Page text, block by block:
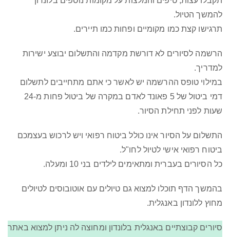
להמשך הטיול.
תרגישו קצת כמו מקומיים ופחות כמו תיירים.
הרשמה לסיורים לא דורשת מקדמה והתשלום יבוצע ישירות
למדריך.
במילוי טופס ההרשמה יש לאשר כי אתם מתחייבים לתשלום
דמי ביטול של 5 פאונד לאדם במקרה של ביטול פחות מ-24
שעות לפני תחילת הסיור.
התשלום על הסיור אינו כולל ביטוח רפואי ויש לרכוש בעצמכם
ביטוח רפואי אישי לטיול לחו"ל.
כל הסיורים בעברית ומתאימים לילדים בני 10 ומעלה.
בהמשך הדף תוכלו למצוא גם טיולים עם אוטובוסים לטיולים
מחוץ ללונדון באנגלית.
סיורים קבוצתיים באנגלית בלונדון ומחוצה לה ניתן למצוא באתר